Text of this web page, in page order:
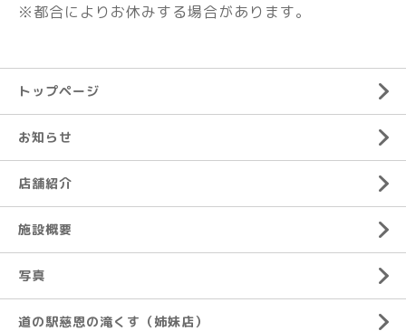
※都合によりお休みする場合があります。
トップページ
お知らせ
店舗紹介
施設概要
写真
道の駅慈恩の滝くす（姉妹店）